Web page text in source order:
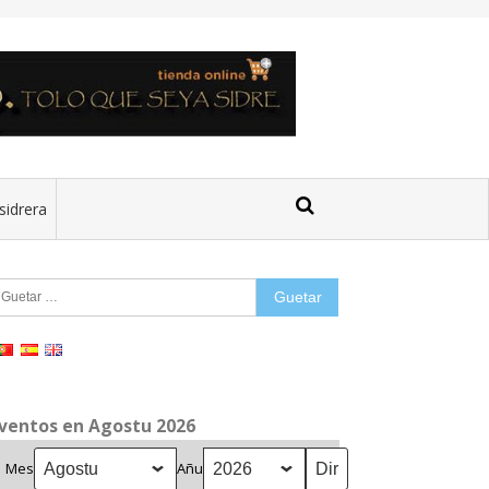
en Agostu 2026
Mes Añu